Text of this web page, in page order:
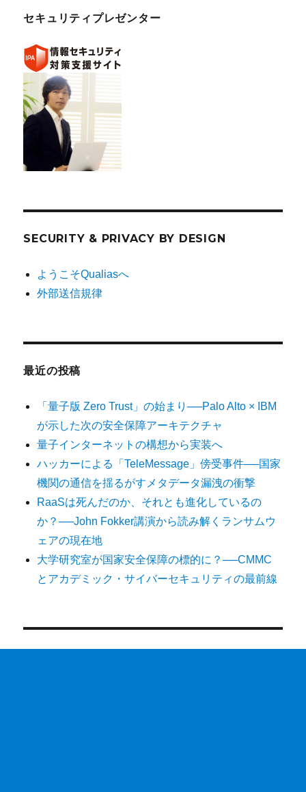
セキュリティプレゼンター
SECURITY & PRIVACY BY DESIGN
ようこそQualiasへ
外部送信規律
最近の投稿
「量子版 Zero Trust」の始まり──Palo Alto × IBM
が示した次の安全保障アーキテクチャ
量子インターネットの構想から実装へ
ハッカーによる「TeleMessage」傍受事件──国家
機関の通信を揺るがすメタデータ漏洩の衝撃
RaaSは死んだのか、それとも進化しているの
か？──John Fokker講演から読み解くランサムウ
ェアの現在地
大学研究室が国家安全保障の標的に？──CMMC
とアカデミック・サイバーセキュリティの最前線